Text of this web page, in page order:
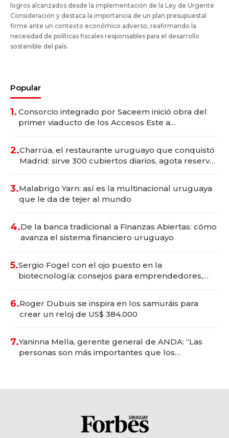
logros alcanzados desde la implementación de la Ley de Urgente
Consideración y destaca la importancia de un plan presupuestal
firme ante un contexto económico adverso, reafirmando la
necesidad de políticas fiscales responsables para el desarrollo
sostenible del país.
Popular
1. Consorcio integrado por Saceem inició obra del
primer viaducto de los Accesos Este a
2.Charrúa, el restaurante uruguayo que conquistó
Madrid: sirve 300 cubiertos diarios, agota reservas
3.Malabrigo Yarn: así es la multinacional uruguaya
que le da de tejer al mundo
4.De la banca tradicional a Finanzas Abiertas: cómo
avanza el sistema financiero uruguayo
5.Sergio Fogel con el ojo puesto en la
biotecnología: consejos para emprendedores,
6.Roger Dubuis se inspira en los samuráis para
crear un reloj de US$ 384.000
7.Yaninna Mella, gerente general de ANDA: “Las
personas son más importantes que los